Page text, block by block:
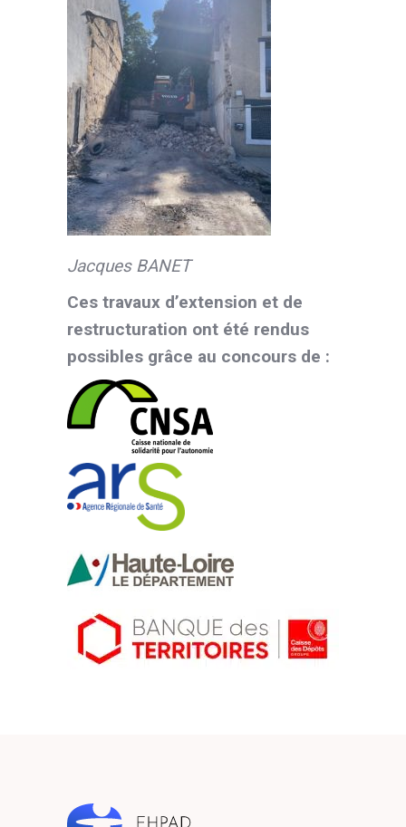
Jacques BANET
Ces travaux d’extension et de
restructuration ont été rendus
possibles grâce au concours de :